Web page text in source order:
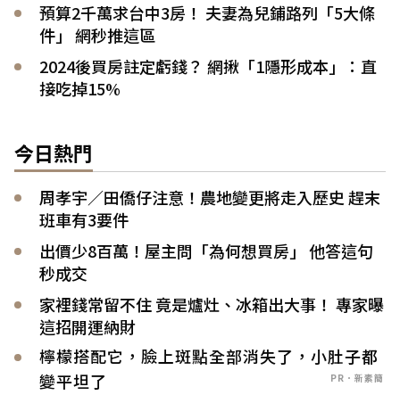
預算2千萬求台中3房！ 夫妻為兒鋪路列「5大條
件」 網秒推這區
2024後買房註定虧錢？ 網揪「1隱形成本」：直
接吃掉15%
今日熱門
周孝宇／田僑仔注意！農地變更將走入歷史 趕末
班車有3要件
出價少8百萬！屋主問「為何想買房」 他答這句
秒成交
家裡錢常留不住 竟是爐灶、冰箱出大事！ 專家曝
這招開運納財
檸檬搭配它，臉上斑點全部消失了，小肚子都
變平坦了
PR．新素簡